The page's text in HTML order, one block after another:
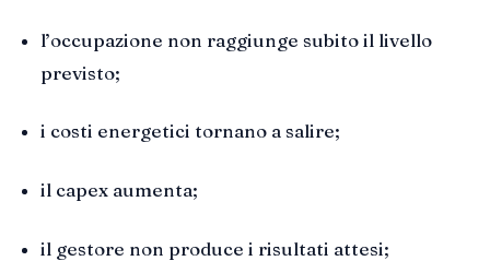
l’occupazione non raggiunge subito il livello
previsto;
i costi energetici tornano a salire;
il capex aumenta;
il gestore non produce i risultati attesi;